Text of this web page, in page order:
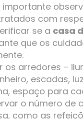
com
se a casa
que os
arredores –
escadas,
espaço para
o número de
como as